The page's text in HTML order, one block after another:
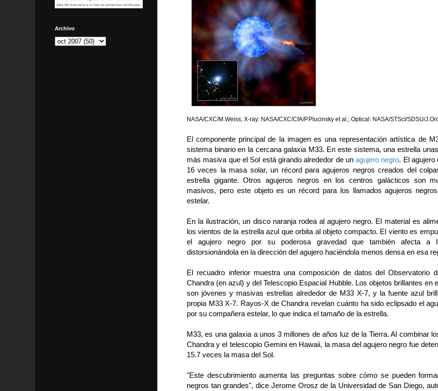
NASA/CXC/M.Weiss; X-ray: NASA/CXC/CfA/P.Plucinsky et al.; Optical: NASA/STScI/SDSU/
El componente principal de la imagen es una representación artística de
sistema binario en la cercana galaxia M33. En este sistema, una estrella
más masiva que el Sol está girando alrededor de unagujero negro. El agujero
16 veces la masa solar, un récord para agujeros negros creados del
estrella gigante. Otros agujeros negros en los centros galácticos son
masivos, pero este objeto es un récord para los llamados agujeros
estelar.
En la ilustración, un disco naranja rodea al agujero negro. El material es
los vientos de la estrella azul que orbita al objeto compacto. El viento es
el agujero negro por su poderosa gravedad que también afecta a
distorsionándola en la dirección del agujero haciéndola menos densa en esa
El recuadro inferior muestra una composición de datos del Observatorio
Chandra (en azul) y del Telescopio Espacial Hubble. Los objetos brillantes en
son jóvenes y masivas estrellas alrededor de M33 X-7, y la fuente azul
propia M33 X-7. Rayos-X de Chandra revelan cuánto ha sido eclipsado el
por su compañera estelar, lo que indica el tamaño de la estrella.
M33, es una galaxia a unos 3 millones de años luz de la Tierra. Al combinar
Chandra y el telescopio Gemini en Hawaii, la masa del agujero negro fue
15.7 veces la masa del Sol.
"Este descubrimiento aumenta las preguntas sobre cómo se pueden
negros tan grandes", dice Jerome Orosz de la Universidad de San Diego,
Archivo